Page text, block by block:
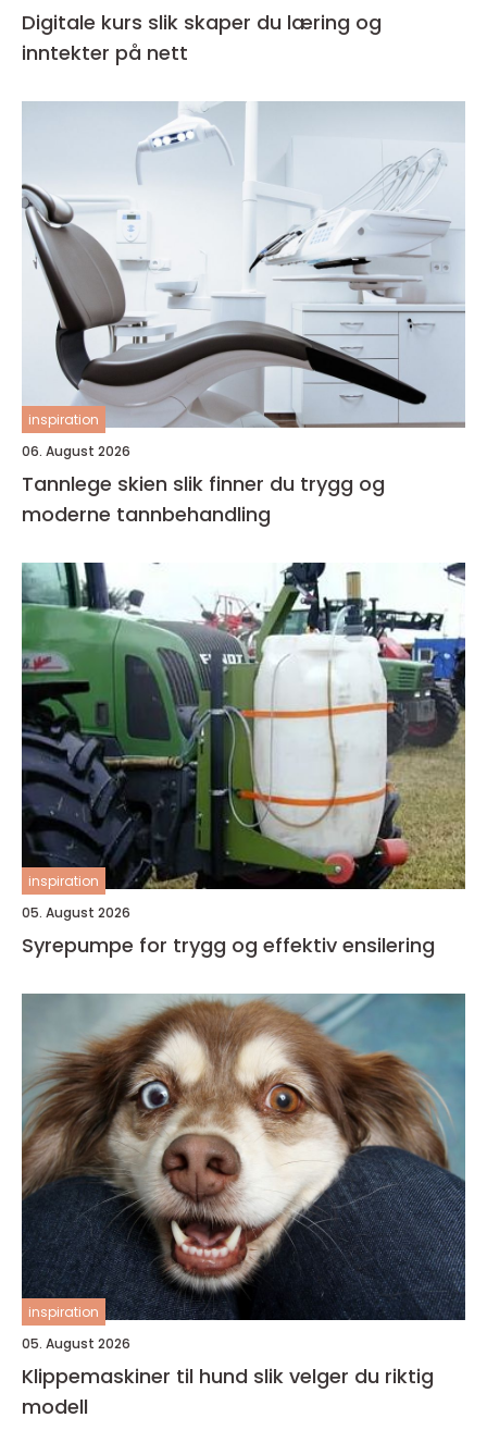
Digitale kurs slik skaper du læring og
inntekter på nett
inspiration
06. August 2026
Tannlege skien slik finner du trygg og
moderne tannbehandling
inspiration
05. August 2026
Syrepumpe for trygg og effektiv ensilering
inspiration
05. August 2026
Klippemaskiner til hund slik velger du riktig
modell